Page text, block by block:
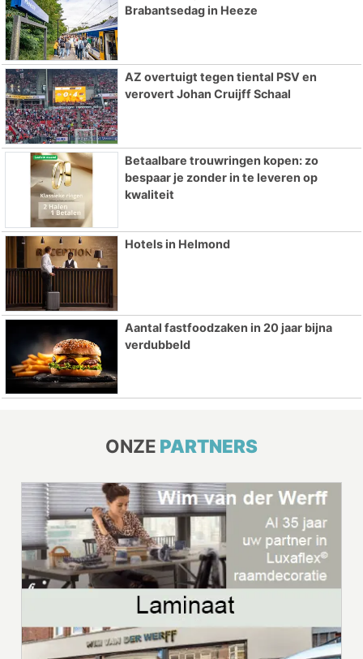
Brabantsedag in Heeze
AZ overtuigt tegen tiental PSV en
verovert Johan Cruijff Schaal
Betaalbare trouwringen kopen: zo
bespaar je zonder in te leveren op
kwaliteit
Hotels in Helmond
Aantal fastfoodzaken in 20 jaar bijna
verdubbeld
ONZE PARTNERS